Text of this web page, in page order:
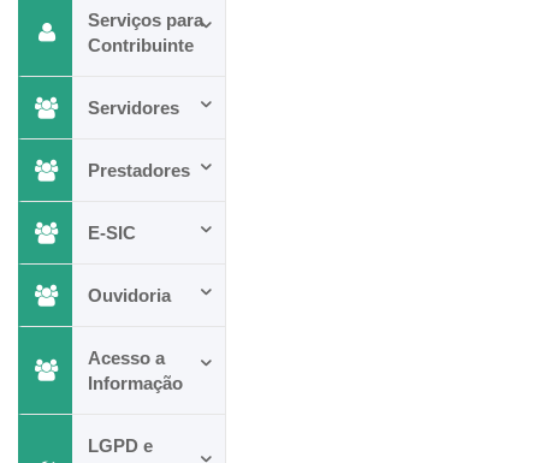
Serviços para
Contribuinte
Servidores
Prestadores
E-SIC
Ouvidoria
Acesso a
Informação
LGPD e